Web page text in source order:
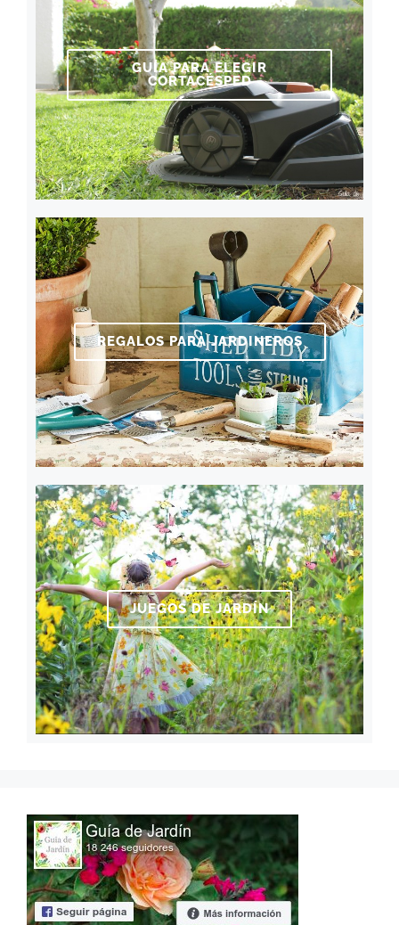
GUÍA PARA ELEGIR
CORTACÉSPED
REGALOS PARA JARDINEROS
JUEGOS DE JARDÍN